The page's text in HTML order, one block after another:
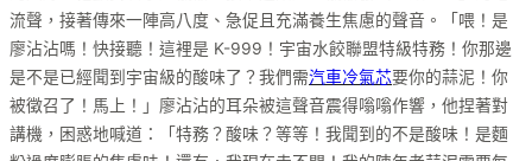
流聲，接著傳來一陣高八度、急促且充滿養生焦慮的聲音。「喂！是
廖沾沾嗎！快接聽！這裡是 K-999！宇宙水餃聯盟特級特務！你那邊
是不是已經聞到宇宙級的酸味了？我們需汽車冷氣芯要你的蒜泥！你
被徵召了！馬上！」廖沾沾的耳朵被這聲音震得嗡嗡作響，他捏著對
講機，困惑地喊道：「特務？酸味？等等！我聞到的不是酸味！是麵